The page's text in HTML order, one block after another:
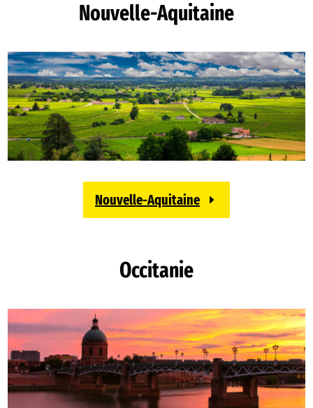
Nouvelle-Aquitaine
Nouvelle-Aquitaine
Occitanie